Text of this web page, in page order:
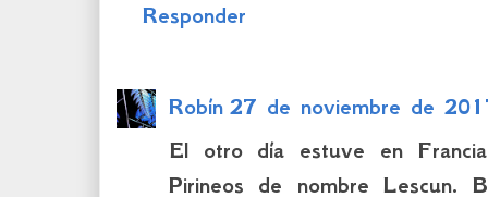
Responder
Robín 27 de noviembre de
El otro día estuve en
Pirineos de nombre Lescun.